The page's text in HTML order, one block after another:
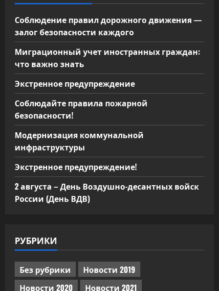
Соблюдение правил дорожного движения —
залог безопасности каждого
Миграционный учет иностранных граждан:
что важно знать
Экстренное предупреждение
Соблюдайте правила пожарной
безопасности!
Модернизация коммунальной
инфраструктуры
Экстренное предупреждение!
2 августа – День Воздушно-десантных войск
России (День ВДВ)
РУБРИКИ
Без рубрики
Новости 2019
Новости 2020
Новости 2021